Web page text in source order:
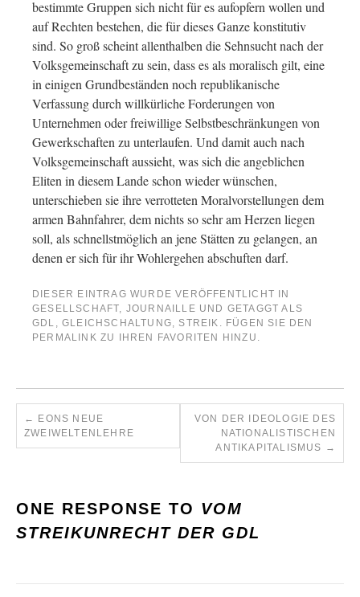
bestimmte Gruppen sich nicht für es aufopfern wollen und
auf Rechten bestehen, die für dieses Ganze konstitutiv
sind. So groß scheint allenthalben die Sehnsucht nach der
Volksgemeinschaft zu sein, dass es als moralisch gilt, eine
in einigen Grundbeständen noch republikanische
Verfassung durch willkürliche Forderungen von
Unternehmen oder freiwillige Selbstbeschränkungen von
Gewerkschaften zu unterlaufen. Und damit auch nach
Volksgemeinschaft aussieht, was sich die angeblichen
Eliten in diesem Lande schon wieder wünschen,
unterschieben sie ihre verrotteten Moralvorstellungen dem
armen Bahnfahrer, dem nichts so sehr am Herzen liegen
soll, als schnellstmöglich an jene Stätten zu gelangen, an
denen er sich für ihr Wohlergehen abschuften darf.
DIESER EINTRAG WURDE VERÖFFENTLICHT IN
GESELLSCHAFT, JOURNAILLE UND GETAGGT ALS
GDL ,GLEICHSCHALTUNG, STREIK . FÜGEN SIE DEN
PERMALINK ZU IHREN FAVORITEN HINZU.
←
EONS NEUE
ZWEIWELTENLEHRE
VON DER IDEOLOGIE DES
NATIONALISTISCHEN
ANTIKAPITALISMUS →
ONE RESPONSE TO VOM
STREIKUNRECHT DER GDL